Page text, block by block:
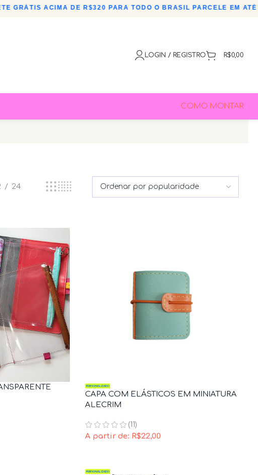
ACIMA DE R$320 PARA TODO O BRASIL•PARCELE EM ATÉ 3X
LOGIN / REGISTRO R$0,00
COMO MONTAR
24
CAPA COM ELÁSTICOS EM MINIATURA
ALECRIM
(11)
A partir de: R$22,00